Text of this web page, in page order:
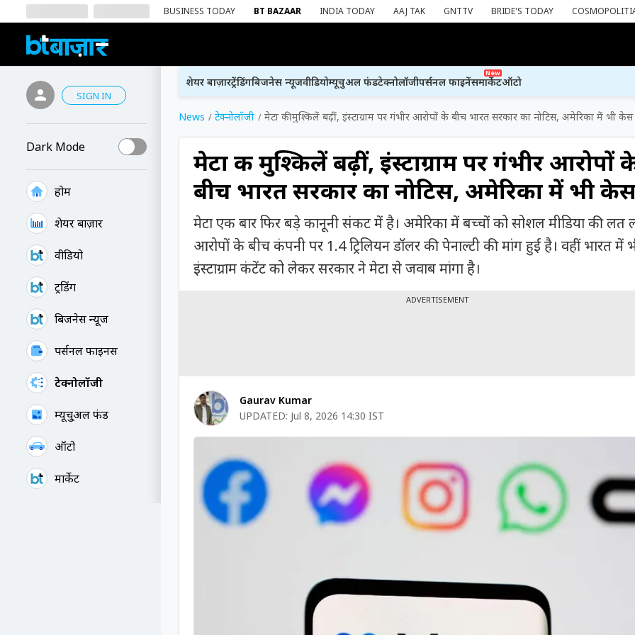
BUSINESS TODAY BT BAZAAR INDIA TODAY AAJ TAK GNTTV BRIDE'S TODAY
SIGN IN
Dark Mode
होम
शेयर बाज़ार
वीडियो
ट्रेंडिंग
बिजनेस न्यूज
पर्सनल फाइनेंस
टेक्नोलॉजी
म्यूचु्अल फंड
ऑटो
मार्केट
शेयर बाज़ारट्रेंडिंगबिजनेस न्यूजवीडियोम्यूचुअल फंडटेक्नोलॉजीपर्सनल फाइनेंस
New
मार्केटऑटो
News टेक्नोलॉजी मेटा की मुश्किलें बढ़ीं, इंस्टाग्राम पर गंभीर आरोपों के बीच भारत सरकार का नोटिस, अमेरिका में भी केस
मेटा की मुश्किलें बढ़ीं, इंस्टाग्राम पर गंभीर आरोपों
बीच भारत सरकार का नोटिस, अमेरिका में भी
मेटा एक बार फिर बड़े कानूनी संकट में है। अमेरिका में बच्चों को सोशल मीडिया की लत
आरोपों के बीच कंपनी पर 1.4 ट्रिलियन डॉलर की पेनाल्टी की मांग हुई है। वहीं भारत में
इंस्टाग्राम कंटेंट को लेकर सरकार ने मेटा से जवाब मांगा है।
ADVERTISEMENT
Gaurav Kumar
UPDATED: Jul 8, 2026 14:30 IST